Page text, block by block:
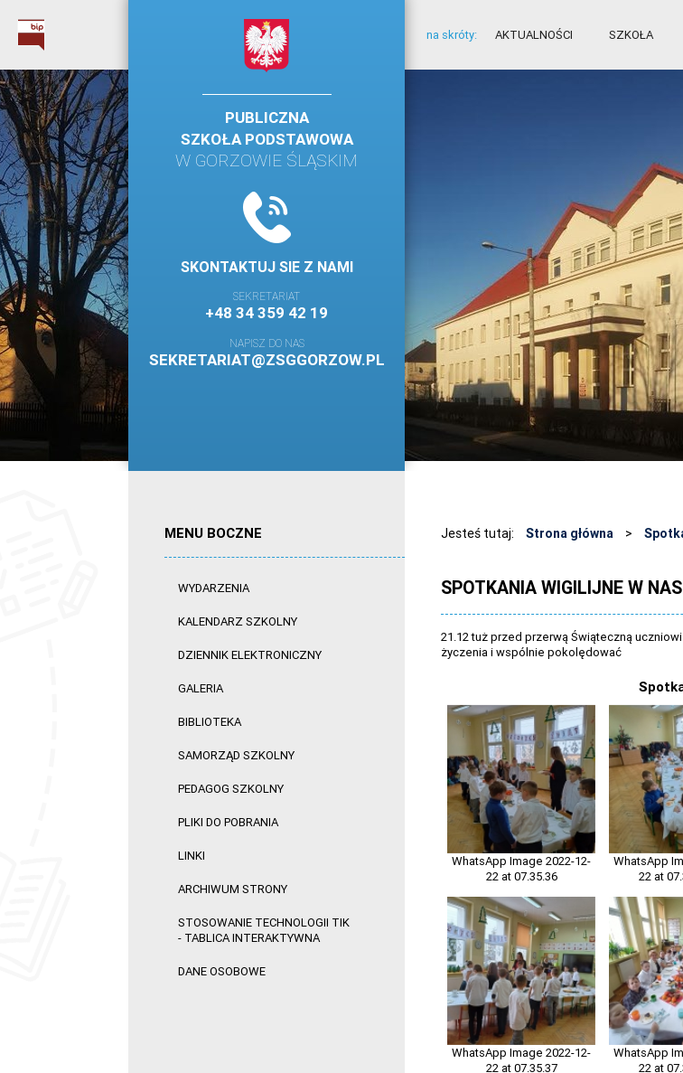
na skróty: AKTUALNOŚCI SZKOŁA
PUBLICZNA
SZKOŁA PODSTAWOWA
W GORZOWIE ŚLĄSKIM
SKONTAKTUJ SIE Z NAMI
SEKRETARIAT
+48 34 359 42 19
NAPISZ DO NAS
SEKRETARIAT@ZSGGORZOW.PL
MENU BOCZNE
WYDARZENIA
KALENDARZ SZKOLNY
DZIENNIK ELEKTRONICZNY
GALERIA
BIBLIOTEKA
SAMORZĄD SZKOLNY
PEDAGOG SZKOLNY
PLIKI DO POBRANIA
LINKI
ARCHIWUM STRONY
STOSOWANIE TECHNOLOGII TIK
- TABLICA INTERAKTYWNA
DANE OSOBOWE
Jesteś tutaj: Strona główna >
SPOTKANIA WIGILIJNE W
21.12 tuż przed przerwą Świąteczną
życzenia i wspólnie pokolędować
WhatsApp Image 2022-12-
22 at 07.35.36
WhatsApp
22 at
WhatsApp Image 2022-12-
22 at 07.35.37
WhatsApp
22 at